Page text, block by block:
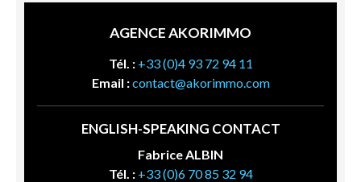
AGENCE AKORIMMO
Tél. : +33 (0)4 93 72 94 11
Email :contact@akorimmo.com
ENGLISH-SPEAKING CONTACT
Fabrice ALBIN
Tél. : +33 (0)6 70 85 32 94